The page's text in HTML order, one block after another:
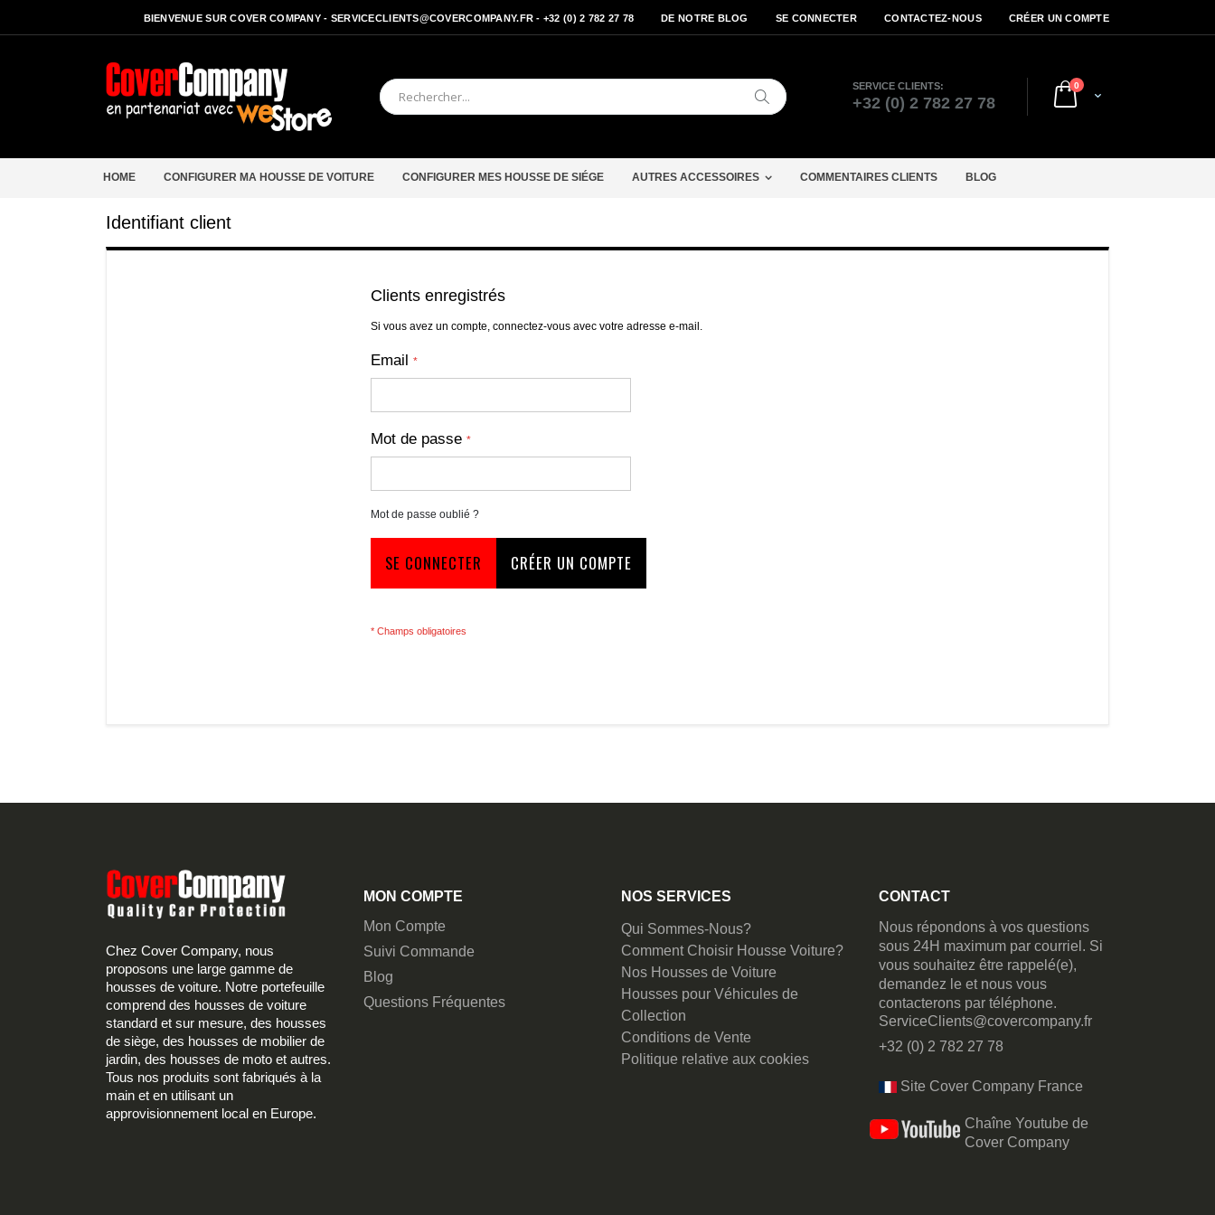
BIENVENUE SUR COVER COMPANY - SERVICECLIENTS@COVERCOMPANY.FR - +32 (0) 2 782 27 78 DE NOTRE BLOG SE CONNECTER CONTACTEZ-NOUS CRÉER UN COMPTE
Cart
0articles
Chercher
SERVICE CLIENTS:
+32 (0) 2 782 27 78
HOME CONFIGURER MA HOUSSE DE VOITURE CONFIGURER MES HOUSSE DE SIÉGE AUTRES ACCESSOIRES COMMENTAIRES CLIENTS BLOG
Identifiant client
Clients enregistrés
Si vous avez un compte, connectez-vous avec votre adresse e-mail.
Email
Mot de passe
Mot de passe oublié ?
SE CONNECTER CRÉER UN COMPTE
Chez Cover Company, nous
proposons une large gamme de
housses de voiture. Notre portefeuille
comprend des housses de voiture
standard et sur mesure, des housses
de siège, des housses de mobilier de
jardin, des housses de moto et autres.
Tous nos produits sont fabriqués à la
main et en utilisant un
approvisionnement local en Europe.
MON COMPTE
Mon Compte
Suivi Commande
Blog
Questions Fréquentes
NOS SERVICES
Qui Sommes-Nous?
Comment Choisir Housse Voiture?
Nos Housses de Voiture
Housses pour Véhicules de
Collection
Conditions de Vente
Politique relative aux cookies
CONTACT
Nous répondons à vos questions
sous 24H maximum par courriel. Si
vous souhaitez être rappelé(e),
demandez le et nous vous
contacterons par téléphone.
ServiceClients@covercompany.fr
+32 (0) 2 782 27 78
Site Cover Company France
Chaîne Youtube de
Cover Company